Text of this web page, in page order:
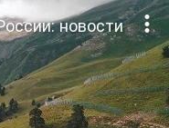

новости